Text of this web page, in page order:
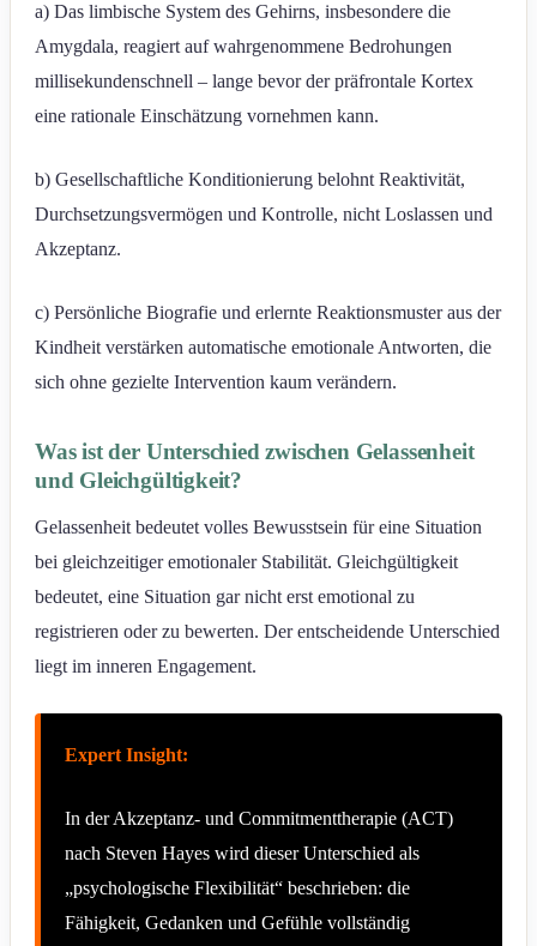
a) Das limbische System des Gehirns, insbesondere die
Amygdala, reagiert auf wahrgenommene Bedrohungen
millisekundenschnell – lange bevor der präfrontale Kortex
eine rationale Einschätzung vornehmen kann.
b) Gesellschaftliche Konditionierung belohnt Reaktivität,
Durchsetzungsvermögen und Kontrolle, nicht Loslassen und
Akzeptanz.
c) Persönliche Biografie und erlernte Reaktionsmuster aus der
Kindheit verstärken automatische emotionale Antworten, die
sich ohne gezielte Intervention kaum verändern.
Was ist der Unterschied zwischen Gelassenheit
und Gleichgültigkeit?
Gelassenheit bedeutet volles Bewusstsein für eine Situation
bei gleichzeitiger emotionaler Stabilität. Gleichgültigkeit
bedeutet, eine Situation gar nicht erst emotional zu
registrieren oder zu bewerten. Der entscheidende Unterschied
liegt im inneren Engagement.
Expert Insight:
In der Akzeptanz- und Commitmenttherapie (ACT)
nach Steven Hayes wird dieser Unterschied als
„psychologische Flexibilität“ beschrieben: die
Fähigkeit, Gedanken und Gefühle vollständig